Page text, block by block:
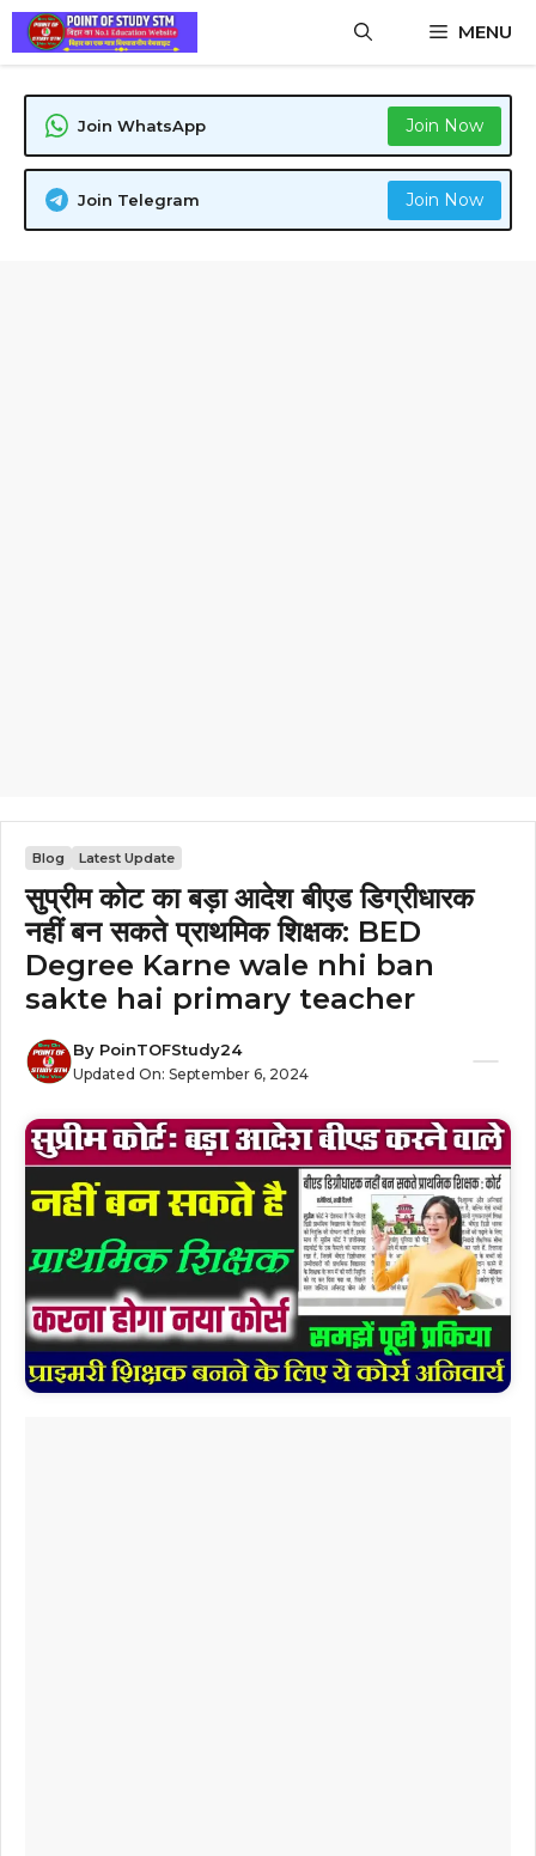
Skip
content
MENU
Join WhatsApp Join Now
Join Telegram Join Now
Blog Latest Update
सुप्रीम कोट का बड़ा आदेश बीएड डिग्रीधारक
नहीं बन सकते प्राथमिक शिक्षक: BED
Degree Karne wale nhi ban
sakte hai primary teacher
By PoinTOFStudy24
Updated On: September 6, 2024